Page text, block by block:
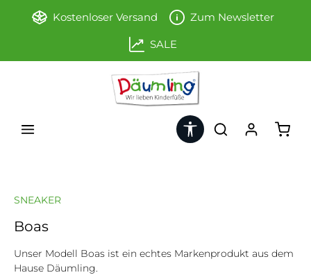
Zum Hauptinhalt springen
Kostenloser Versand Zum Newsletter
SALE
Werkzeugleiste anzeigen
SNEAKER
Boas
Unser Modell Boas ist ein echtes Markenprodukt aus dem
Hause Däumling.